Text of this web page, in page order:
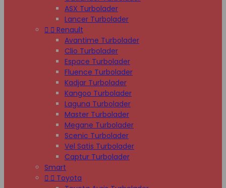
ASX Turbolader
Lancer Turbolader
  Renault
Avantime Turbolader
Clio Turbolader
Espace Turbolader
Fluence Turbolader
Kadjar Turbolader
Kangoo Turbolader
Laguna Turbolader
Master Turbolader
Megane Turbolader
Scenic Turbolader
Vel Satis Turbolader
Captur Turbolader
Smart
  Toyota